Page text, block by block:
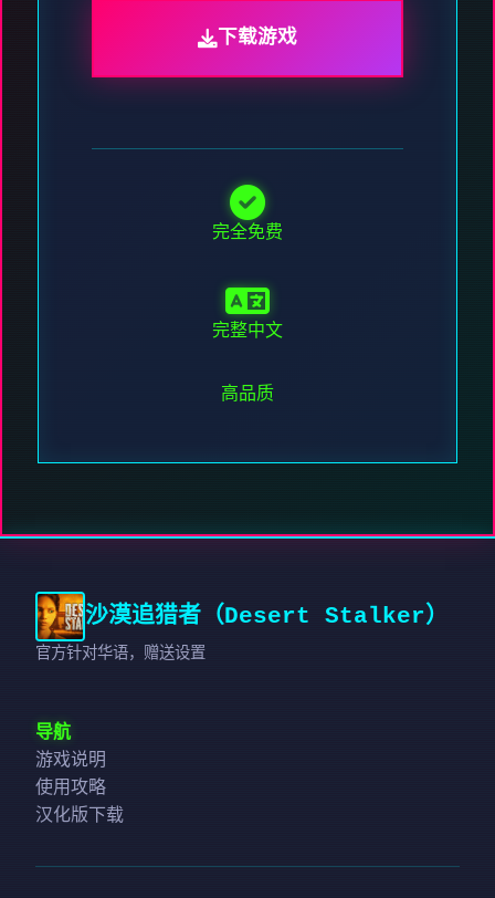
下载游戏
完全免费
完整中文
高品质
沙漠追猎者（Desert Stalker）
官方针对华语，赠送设置
导航
游戏说明
使用攻略
汉化版下载